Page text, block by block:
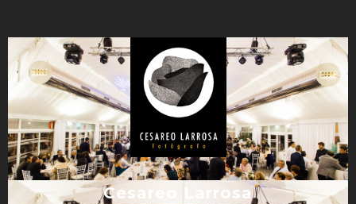
Cesareo Larrosa